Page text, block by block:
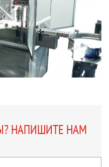
НАПИШИТЕ НАМ